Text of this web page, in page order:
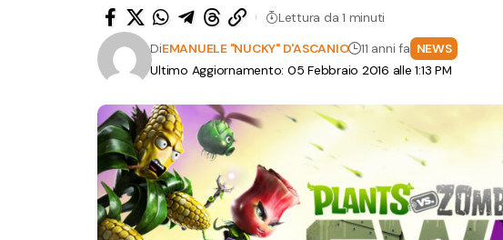
Ultimo Aggiornamento: 05 Febbraio 2016 alle 1:13 PM
DiEMANUELE "NUCKY" D'ASCANIO 11 anni fa NEWS
Lettura da 1 minuti